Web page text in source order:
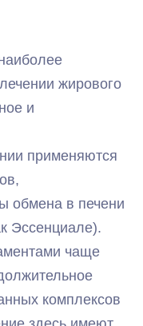
жирового
и
применяются
обмена в печени
Эссенциале).
чаще
комплексов